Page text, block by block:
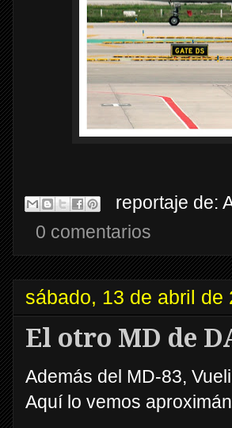
reportaje de:
0 comentarios
sábado, 13 de abril de
El otro MD de
Además del MD-83,
Aquí lo vemos